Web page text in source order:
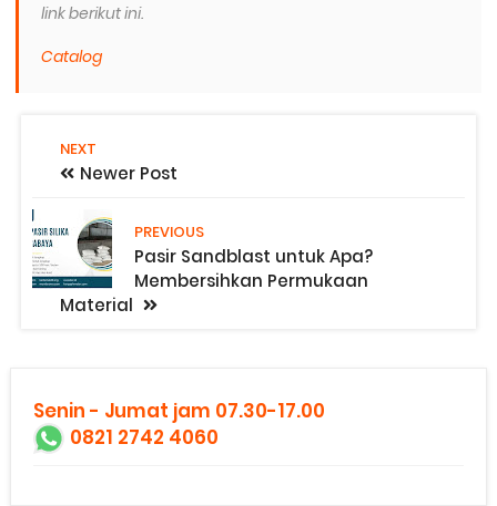
link berikut ini.
Catalog
NEXT
Newer Post
PREVIOUS
Pasir Sandblast untuk Apa?
Membersihkan Permukaan
Material
Senin - Jumat jam 07.30-17.00
0821 2742 4060